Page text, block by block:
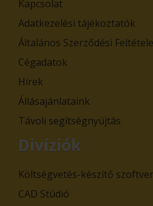
Kapcsolat
Adatkezelési tájékoztatók
Általános Szerződési
Cégadatok
Hírek
Állásajánlataink
Távoli segítségnyújtás
Divíziók
Költségvetés-készítő
CAD Stúdió